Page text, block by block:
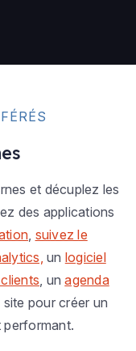
et décuplez les
des applications
, suivez le
un logiciel
, unagenda
pour créer un
performant.